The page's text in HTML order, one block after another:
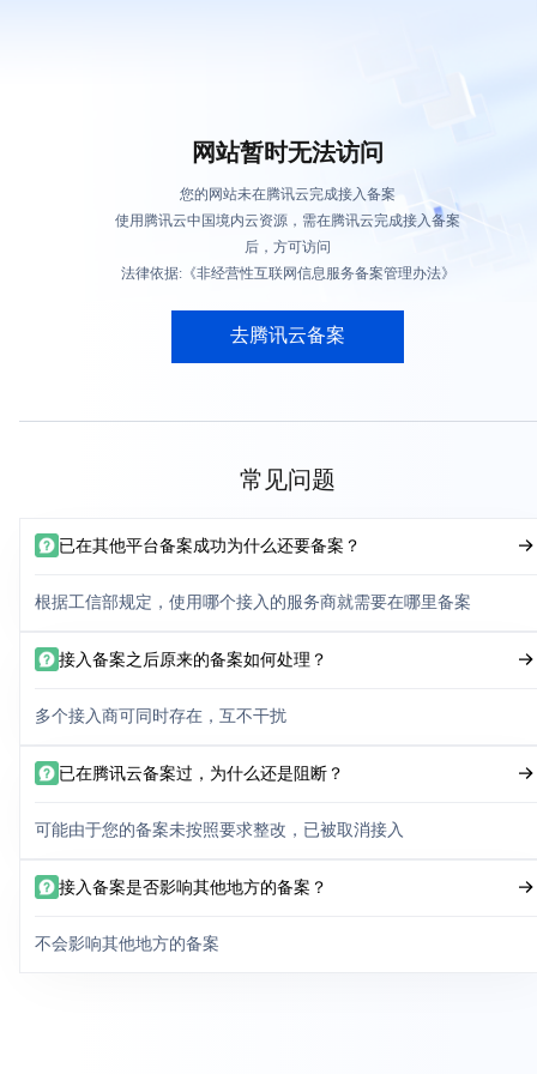
网站暂时无法访问
您的网站未在腾讯云完成接入备案
使用腾讯云中国境内云资源，需在腾讯云完成接入备案
后，方可访问
法律依据:《非经营性互联网信息服务备案管理办法》
去腾讯云备案
常见问题
已在其他平台备案成功为什么还要备案？
根据工信部规定，使用哪个接入的服务商就需要在哪里备案
接入备案之后原来的备案如何处理？
多个接入商可同时存在，互不干扰
已在腾讯云备案过，为什么还是阻断？
可能由于您的备案未按照要求整改，已被取消接入
接入备案是否影响其他地方的备案？
不会影响其他地方的备案